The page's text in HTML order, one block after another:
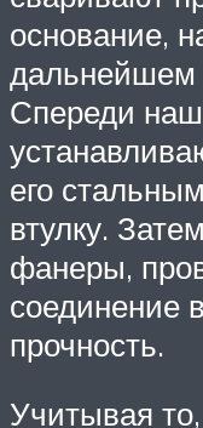
основание,
дальнейшем
Спереди
его
втулку.
фанеры,
соединение
прочность.
Учитывая